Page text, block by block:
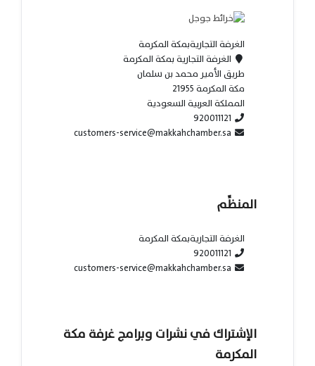
الغرفة التجاريةبمكة المكرمة
الغرفة التجارية بمكة المكرمة
طريق الأمير محمد بن سلمان
مكة المكرمة 21955
المملكة العربية السعودية
920011121
customers-service@makkahchamber.sa
المنظِّم
الغرفة التجاريةبمكة المكرمة
920011121
customers-service@makkahchamber.sa
الإشتراك في نشرات وبرامج غرفة مكة
المكرمة